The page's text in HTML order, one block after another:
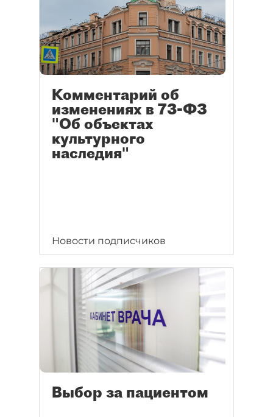
Комментарий об
изменениях в 73-ФЗ
"Об объектах
культурного
наследия"
Новости подписчиков
Выбор за пациентом